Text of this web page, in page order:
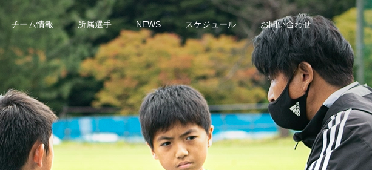
チーム情報 所属選手 NEWS スケジュール お問い合わせ